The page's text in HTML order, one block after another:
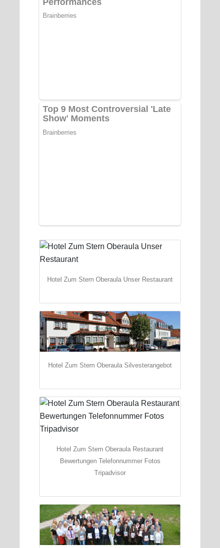
Hotel Zum Stern Oberaula Unser Restaurant
Hotel Zum Stern Oberaula Silvesterangebot
Hotel Zum Stern Oberaula Restaurant
Bewertungen Telefonnummer Fotos
Tripadvisor